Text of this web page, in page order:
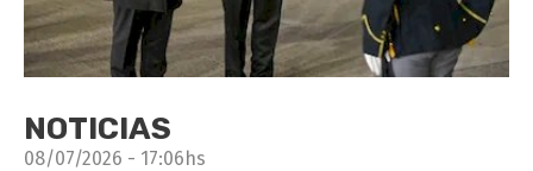
NOTICIAS
08/07/2026 - 17:06hs